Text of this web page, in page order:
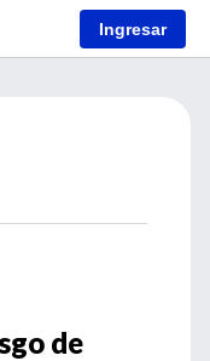
Ingresar
de